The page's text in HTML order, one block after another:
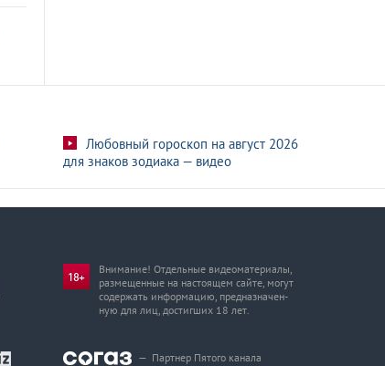
Любовный гороскоп на август 2026
для знаков зодиака — видео
Внимание! Отдельные видеоматериалы,
размещенные на настоящем сайте, могут
содержать информацию, предназначен­
ную для лиц, достигших 18 лет.
— Партнер Пятого канала